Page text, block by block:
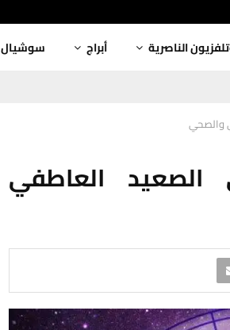
الناصرية أبراج سوشيال
والصحي
الصعيد العاطفي